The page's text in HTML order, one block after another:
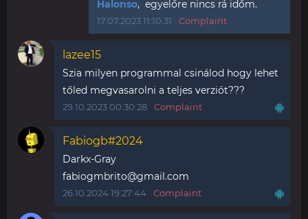
Halonso, egyelőre nincs rá időm.
17.07.2023 11:10:31 Complaint
lazee15
Szia milyen programmal csinálod hogy lehet
tőled megvasarolni a teljes verziót???
29.10.2023 00:30:28 Complaint
Fabiogb#2024
Darkx-Gray
fabiogmbrito@gmail.com
26.10.2024 19:27:44 Complaint